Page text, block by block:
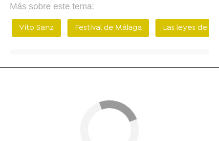
Más sobre este tema:
Vito Sanz Festival de Málaga Las leyes de